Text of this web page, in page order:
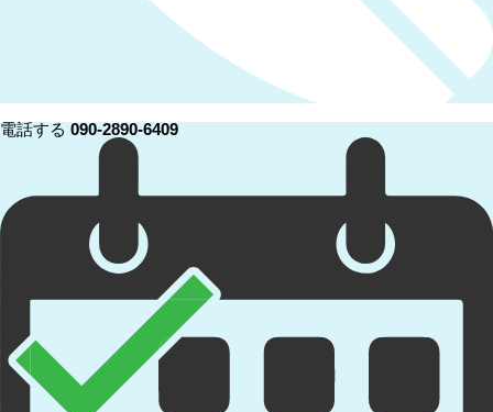
電話する 090-2890-6409